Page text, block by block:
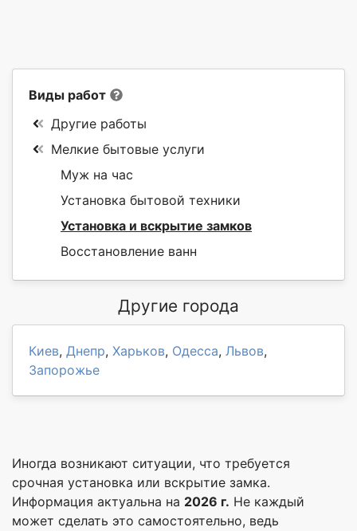
Виды работ
Другие работы
Мелкие бытовые услуги
Муж на час
Установка бытовой техники
Установка и вскрытие замков
Восстановление ванн
Другие города
Киев, Днепр, Харьков, Одесса, Львов,
Запорожье
Иногда возникают ситуации, что требуется
срочная установка или вскрытие замка.
Информация актуальна на 2026 г. Не каждый
может сделать это самостоятельно, ведь